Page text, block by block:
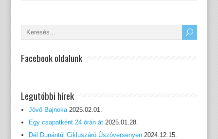
Facebook oldalunk
Legutóbbi hírek
Jövő Bajnoka 2025.02.01.
Egy csapatként 24 órán át 2025.01.28.
Dél Dunántúl Cikluszáró Úszóversenyen 2024.12.15.